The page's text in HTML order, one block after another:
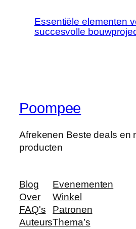
Essentiële elementen
succesvolle
Poompee
Afrekenen Beste deals en
producten
Blog
Over
FAQ's
Auteurs
Evenementen
Winkel
Patronen
Thema’s